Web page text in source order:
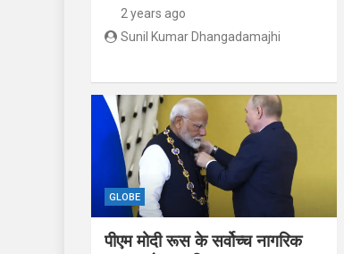
2 years ago
Sunil Kumar Dhangadamajhi
GLOBE
पीएम मोदी रूस के सर्वोच्च नागरिक